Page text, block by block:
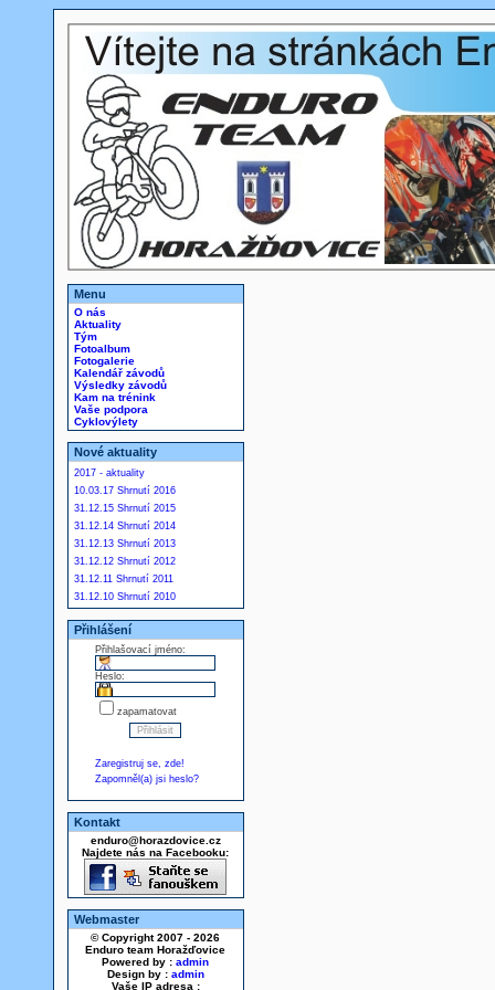
Menu
O nás
Aktuality
Tým
Fotoalbum
Fotogalerie
Kalendář závodů
Výsledky závodů
Kam na trénink
Vaše podpora
Cyklovýlety
Nové aktuality
2017 - aktuality
10.03.17 Shrnutí 2016
31.12.15 Shrnutí 2015
31.12.14 Shrnutí 2014
31.12.13 Shrnutí 2013
31.12.12 Shrnutí 2012
31.12.11 Shrnutí 2011
31.12.10 Shrnutí 2010
Přihlášení
Přihlašovací jméno:
Heslo:
zapamatovat
Zaregistruj se, zde!
Zapomněl(a) jsi heslo?
Kontakt
enduro@horazdovice.cz
Najdete nás na Facebooku:
Webmaster
© Copyright 2007 - 2026
Enduro team Horažďovice
Powered by : admin
Design by : admin
Vaše IP adresa :